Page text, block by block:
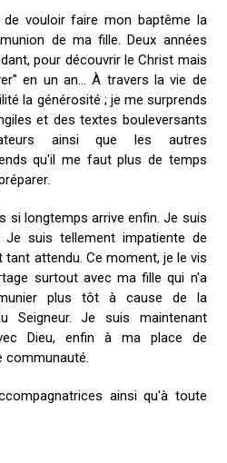
vouloir faire mon baptême la
de ma fille. Deux années
pour découvrir le Christ mais
en un an... À travers la vie de
la générosité ; je me surprends
et des textes bouleversants
ainsi que les autres
qu'il me faut plus de temps
si longtemps arrive enfin. Je suis
Je suis tellement impatiente de
attendu. Ce moment, je le vis
surtout avec ma fille qui n'a
plus tôt à cause de la
Seigneur. Je suis maintenant
Dieu, enfin à ma place de
communauté.
ainsi qu'à toute